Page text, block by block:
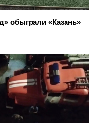
обыграли «Казань»